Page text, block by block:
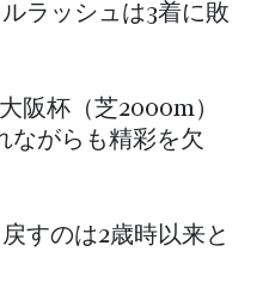
ラッシュは3着に敗
阪杯（芝2000m）
ながらも精彩を欠
すのは2歳時以来と